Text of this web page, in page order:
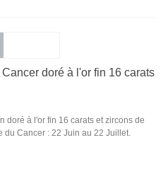
doré à l'or fin 16 carats
doré à l'or fin 16 carats et zircons de
du Cancer : 22 Juin au 22 Juillet.